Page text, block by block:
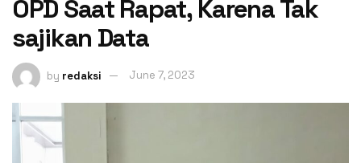
OPD Saat Rapat, Karena Tak
sajikan Data
by redaksi June 7, 2023